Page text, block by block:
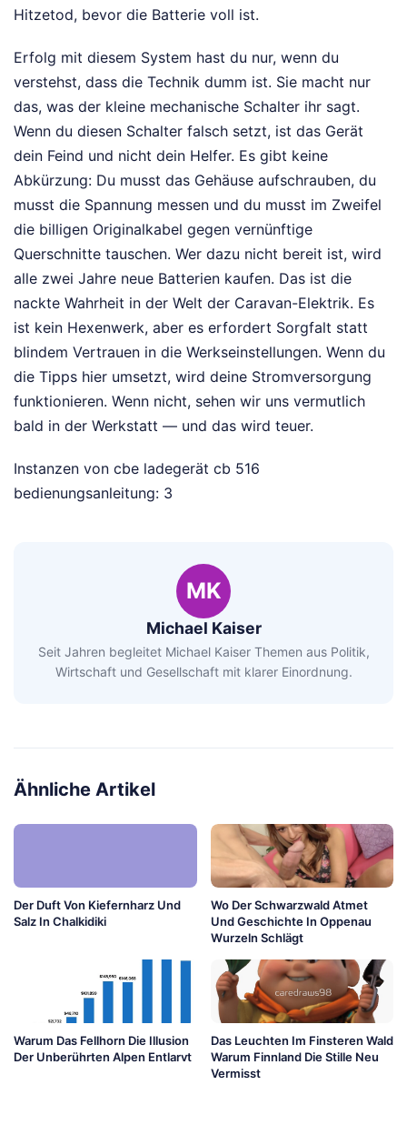
Hitzetod, bevor die Batterie voll ist.
Erfolg mit diesem System hast du nur, wenn du
verstehst, dass die Technik dumm ist. Sie macht nur
das, was der kleine mechanische Schalter ihr sagt.
Wenn du diesen Schalter falsch setzt, ist das Gerät
dein Feind und nicht dein Helfer. Es gibt keine
Abkürzung: Du musst das Gehäuse aufschrauben, du
musst die Spannung messen und du musst im Zweifel
die billigen Originalkabel gegen vernünftige
Querschnitte tauschen. Wer dazu nicht bereit ist, wird
alle zwei Jahre neue Batterien kaufen. Das ist die
nackte Wahrheit in der Welt der Caravan-Elektrik. Es
ist kein Hexenwerk, aber es erfordert Sorgfalt statt
blindem Vertrauen in die Werkseinstellungen. Wenn du
die Tipps hier umsetzt, wird deine Stromversorgung
funktionieren. Wenn nicht, sehen wir uns vermutlich
bald in der Werkstatt — und das wird teuer.
Instanzen von cbe ladegerät cb 516
bedienungsanleitung: 3
MK
Michael Kaiser
Seit Jahren begleitet Michael Kaiser Themen aus Politik,
Wirtschaft und Gesellschaft mit klarer Einordnung.
Ähnliche Artikel
Der Duft Von Kiefernharz Und
Salz In Chalkidiki
Wo Der Schwarzwald Atmet
Und Geschichte In Oppenau
Wurzeln Schlägt
Warum Das Fellhorn Die Illusion
Der Unberührten Alpen Entlarvt
Das Leuchten Im Finsteren Wald
Warum Finnland Die Stille Neu
Vermisst